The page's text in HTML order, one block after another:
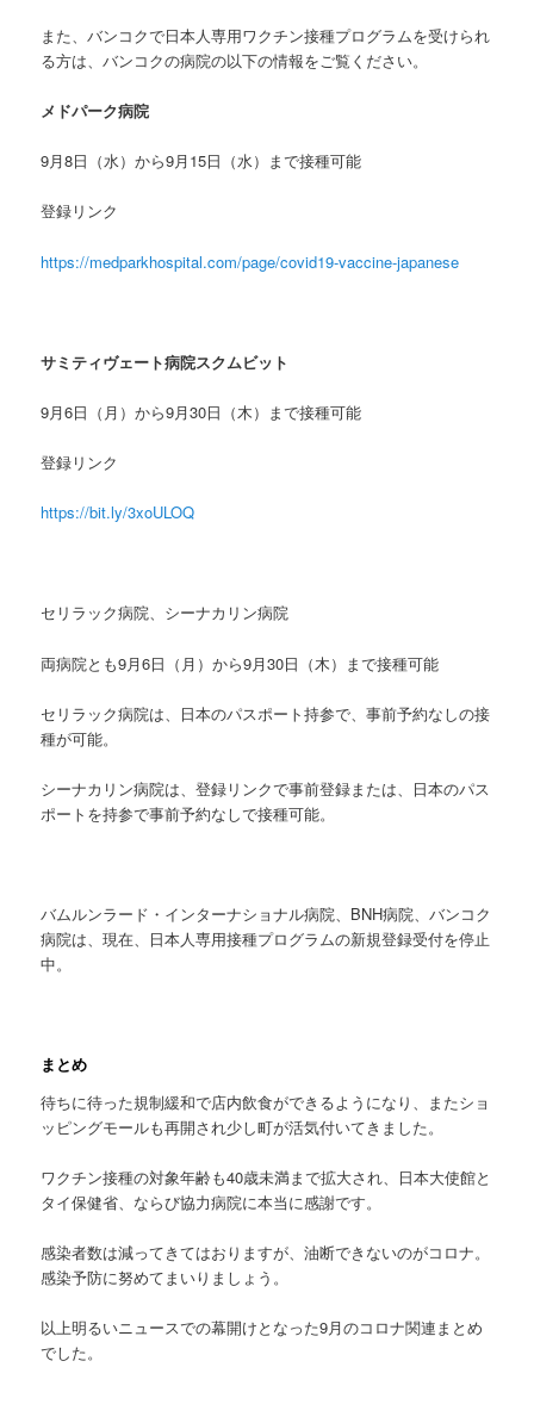
また、バンコクで日本人専用ワクチン接種プログラムを受けられ
る方は、バンコクの病院の以下の情報をご覧ください。
メドパーク病院
9月8日（水）から9月15日（水）まで接種可能
登録リンク
https://medparkhospital.com/page/covid19-vaccine-japanese
サミティヴェート病院スクムビット
9月6日（月）から9月30日（木）まで接種可能
登録リンク
https://bit.ly/3xoULOQ
セリラック病院、シーナカリン病院
両病院とも9月6日（月）から9月30日（木）まで接種可能
セリラック病院は、日本のパスポート持参で、事前予約なしの接
種が可能。
シーナカリン病院は、登録リンクで事前登録または、日本のパス
ポートを持参で事前予約なしで接種可能。
バムルンラード・インターナショナル病院、BNH病院、バンコク
病院は、現在、日本人専用接種プログラムの新規登録受付を停止
中。
まとめ
待ちに待った規制緩和で店内飲食ができるようになり、またショ
ッピングモールも再開され少し町が活気付いてきました。
ワクチン接種の対象年齢も40歳未満まで拡大され、日本大使館と
タイ保健省、ならび協力病院に本当に感謝です。
感染者数は減ってきてはおりますが、油断できないのがコロナ。
感染予防に努めてまいりましょう。
以上明るいニュースでの幕開けとなった9月のコロナ関連まとめ
でした。